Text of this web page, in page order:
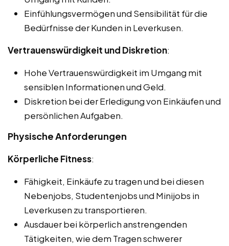
Einfühlungsvermögen und Sensibilität für die
Bedürfnisse der Kunden in Leverkusen.
Vertrauenswürdigkeit und Diskretion:
Hohe Vertrauenswürdigkeit im Umgang mit
sensiblen Informationen und Geld.
Diskretion bei der Erledigung von Einkäufen und
persönlichen Aufgaben.
Physische Anforderungen
Körperliche Fitness:
Fähigkeit, Einkäufe zu tragen und bei diesen
Nebenjobs, Studentenjobs und Minijobs in
Leverkusen zu transportieren.
Ausdauer bei körperlich anstrengenden
Tätigkeiten, wie dem Tragen schwerer